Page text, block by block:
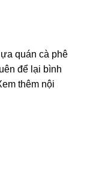
quán cà phê
để lại bình
thêm nội